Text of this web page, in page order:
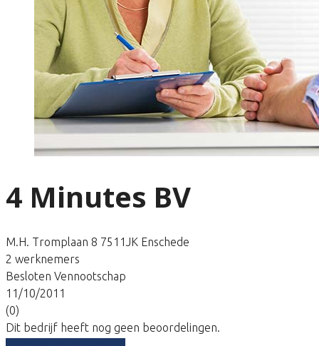
4 Minutes BV
M.H. Tromplaan 8 7511JK Enschede
2 werknemers
Besloten Vennootschap
11/10/2011
(0)
Dit bedrijf heeft nog geen beoordelingen.